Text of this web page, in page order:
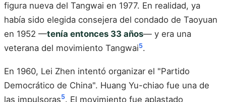
figura nueva del Tangwai en 1977. En realidad, ya
había sido elegida consejera del condado de Taoyuan
en 1952 —tenía entonces 33 años— y era una
veterana del movimiento Tangwai5.
En 1960, Lei Zhen intentó organizar el "Partido
Democrático de China". Huang Yu-chiao fue una de
las impulsoras5. El movimiento fue aplastado